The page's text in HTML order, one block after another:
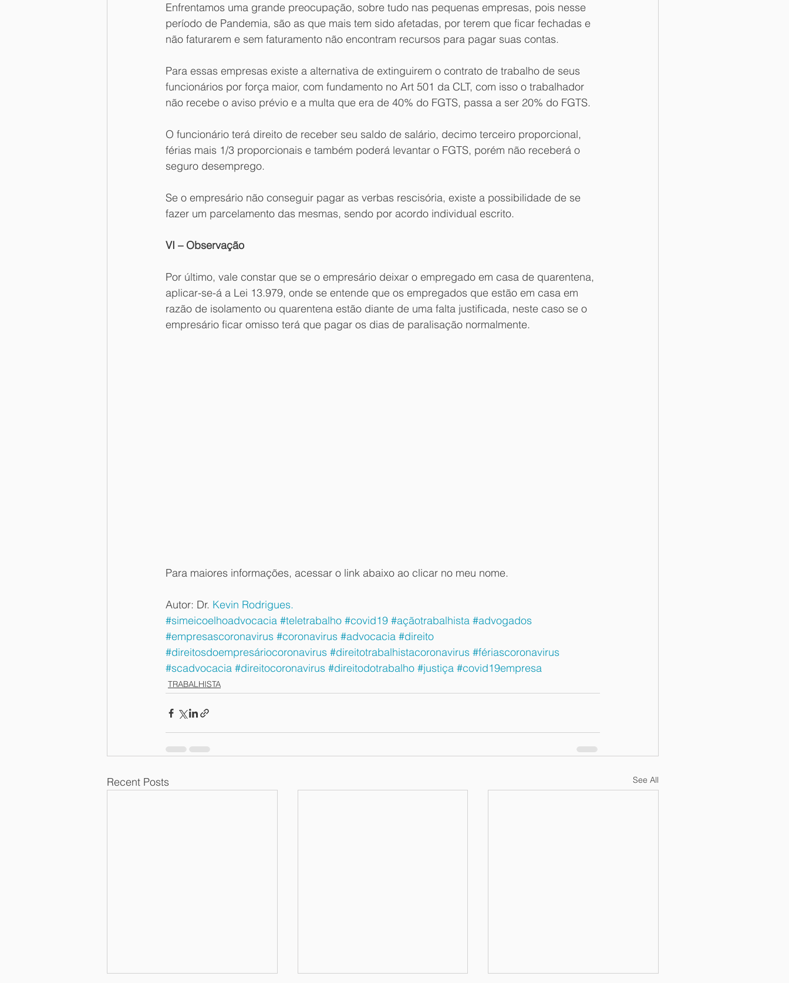
Enfrentamos uma grande preocupação, sobre tudo nas pequenas empresas, pois nesse
período de Pandemia, são as que mais tem sido afetadas, por terem que ficar fechadas e
não faturarem e sem faturamento não encontram recursos para pagar suas contas.
Para essas empresas existe a alternativa de extinguirem o contrato de trabalho de seus
funcionários por força maior, com fundamento no Art 501 da CLT, com isso o trabalhador
não recebe o aviso prévio e a multa que era de 40% do FGTS, passa a ser 20% do FGTS.
O funcionário terá direito de receber seu saldo de salário, decimo terceiro proporcional,
férias mais 1/3 proporcionais e também poderá levantar o FGTS, porém não receberá o
seguro desemprego.
Se o empresário não conseguir pagar as verbas rescisória, existe a possibilidade de se
fazer um parcelamento das mesmas, sendo por acordo individual escrito.
VI – Observação
Por último, vale constar que se o empresário deixar o empregado em casa de quarentena,
aplicar-se-á a Lei 13.979, onde se entende que os empregados que estão em casa em
razão de isolamento ou quarentena estão diante de uma falta justificada, neste caso se o
empresário ficar omisso terá que pagar os dias de paralisação normalmente.
Para maiores informações, acessar o link abaixo ao clicar no meu nome.
Autor: Dr. Kevin Rodrigues.
#simeicoelhoadvocacia #teletrabalho #covid19 #açãotrabalhista #advogados
#empresascoronavirus #coronavirus #advocacia #direito
#direitosdoempresáriocoronavirus #direitotrabalhistacoronavirus #fériascoronavirus
#scadvocacia #direitocoronavirus #direitodotrabalho #justiça #covid19empresa
TRABALHISTA
Recent Posts See All